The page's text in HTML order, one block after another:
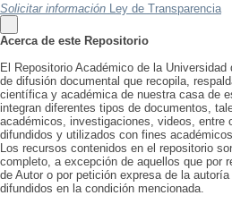
Solicitar información Ley de Transparencia
Acerca de este Repositorio
El Repositorio Académico de la
de difusión documental que recopila,
científica y académica de nuestra casa de
integran diferentes tipos de documentos,
académicos, investigaciones, videos, entre
difundidos y utilizados con fines
Los recursos contenidos en el repositorio
completo, a excepción de aquellos que por
de Autor o por petición expresa de la
difundidos en la condición mencionada.